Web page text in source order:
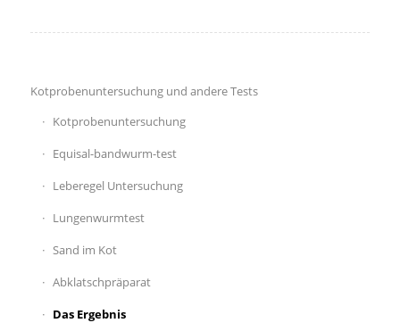
Kotprobenuntersuchung und andere Tests
Kotprobenuntersuchung
Equisal-bandwurm-test
Leberegel Untersuchung
Lungenwurmtest
Sand im Kot
Abklatschpräparat
Das Ergebnis